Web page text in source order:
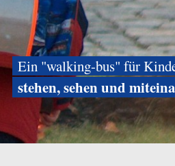
Ein "walking-bus" für
stehen, sehen und